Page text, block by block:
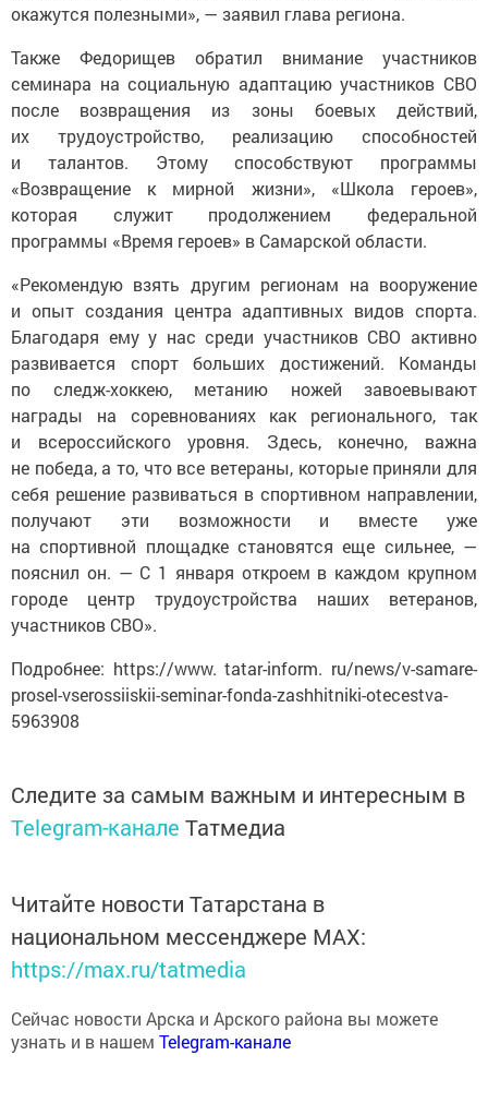
окажутся полезными», — заявил глава региона.
Также Федорищев обратил внимание участников
семинара на социальную адаптацию участников СВО
после возвращения из зоны боевых действий,
их трудоустройство, реализацию способностей
и талантов. Этому способствуют программы
«Возвращение к мирной жизни», «Школа героев»,
которая служит продолжением федеральной
программы «Время героев» в Самарской области.
«Рекомендую взять другим регионам на вооружение
и опыт создания центра адаптивных видов спорта.
Благодаря ему у нас среди участников СВО активно
развивается спорт больших достижений. Команды
по следж-хоккею, метанию ножей завоевывают
награды на соревнованиях как регионального, так
и всероссийского уровня. Здесь, конечно, важна
не победа, а то, что все ветераны, которые приняли для
себя решение развиваться в спортивном направлении,
получают эти возможности и вместе уже
на спортивной площадке становятся еще сильнее, —
пояснил он. — С 1 января откроем в каждом крупном
городе центр трудоустройства наших ветеранов,
участников СВО».
Подробнее: https://www. tatar-inform. ru/news/v-samare-
prosel-vserossiiskii-seminar-fonda-zashhitniki-otecestva-
5963908
Следите за самым важным и интересным в
Telegram-канале Татмедиа
Читайте новости Татарстана в
национальном мессенджере MАХ:
https://max.ru/tatmedia
Сейчас новости Арска и Арского района вы можете
узнать и в нашем Telegram-канале